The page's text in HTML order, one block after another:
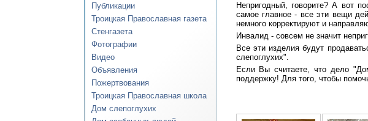
Публикации
Троицкая Православная газета
Стенгазета
Фотографии
Видео
Объявления
Пожертвования
Троицкая Православная школа
Дом слепоглухих
Непригодный, говорите? А вот
самое главное - все эти вещи
немного корректируют и
Инвалид - совсем не значит
Все эти изделия будут
слепоглухих".
Если Вы считаете, что дело
поддержку! Для того, чтобы